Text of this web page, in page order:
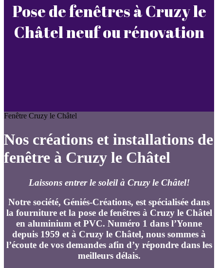
Pose de fenêtres à Cruzy le
Châtel neuf ou rénovation
Fenêtre Cruzy le Châtel
Nos créations et installations de
fenêtre à Cruzy le Châtel
Laissons entrer le soleil à Cruzy le Châtel!
Notre société, Géniés-Créations, est spécialisée dans
la fourniture et la pose de fenêtres à Cruzy le Châtel
en aluminium et PVC. Numéro 1 dans l’Yonne
depuis 1959 et à Cruzy le Châtel, nous sommes à
l’écoute de vos demandes afin d’y répondre dans les
meilleurs délais.